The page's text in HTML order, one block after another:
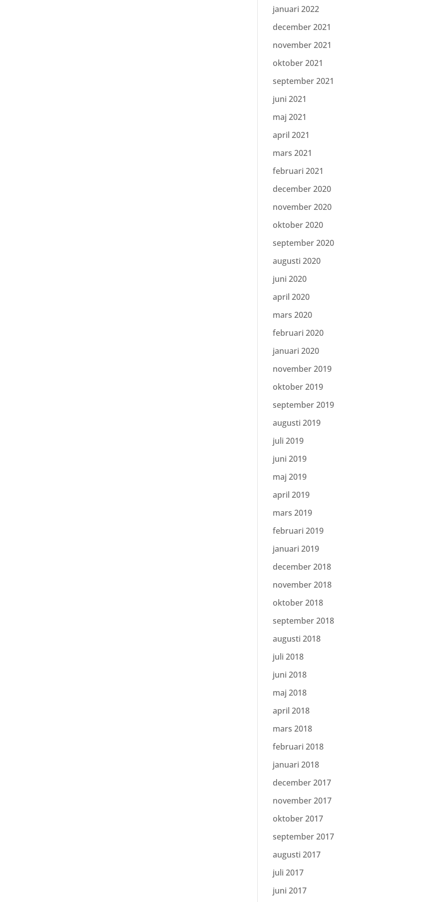
januari 2022
december 2021
november 2021
oktober 2021
september 2021
juni 2021
maj 2021
april 2021
mars 2021
februari 2021
december 2020
november 2020
oktober 2020
september 2020
augusti 2020
juni 2020
april 2020
mars 2020
februari 2020
januari 2020
november 2019
oktober 2019
september 2019
augusti 2019
juli 2019
juni 2019
maj 2019
april 2019
mars 2019
februari 2019
januari 2019
december 2018
november 2018
oktober 2018
september 2018
augusti 2018
juli 2018
juni 2018
maj 2018
april 2018
mars 2018
februari 2018
januari 2018
december 2017
november 2017
oktober 2017
september 2017
augusti 2017
juli 2017
juni 2017